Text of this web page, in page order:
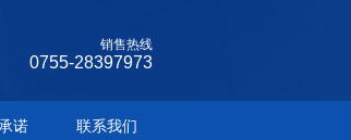
销售热线
0755-28397973
诺 联系我们